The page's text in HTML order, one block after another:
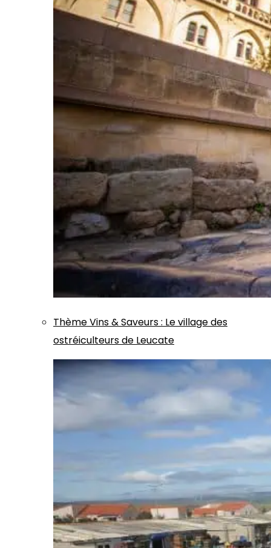
ThèmeVins & Saveurs: Le village des
ostréiculteurs de Leucate